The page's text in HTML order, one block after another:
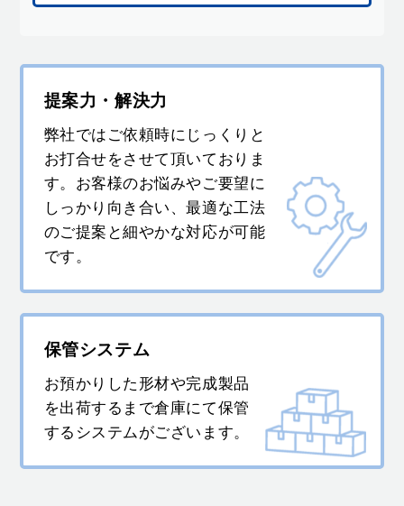
提案力・解決力
弊社ではご依頼時にじっくりと
お打合せをさせて頂いておりま
す。お客様のお悩みやご要望に
しっかり向き合い、最適な工法
のご提案と細やかな対応が可能
です。
保管システム
お預かりした形材や完成製品
を出荷するまで倉庫にて保管
するシステムがございます。